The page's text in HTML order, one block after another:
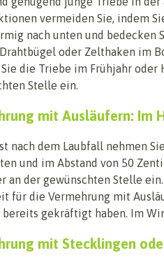
vermeiden Sie, indem
nach unten und
oder Zelthaken im
die Triebe im Frühjahr
Stelle ein.
mit Ausläufern: Im
nach dem Laubfall nehmen
und im Abstand von 50
an der gewünschten Stelle
für die Vermehrung mit
bereits gekräftigt haben. Im
mit Stecklingen